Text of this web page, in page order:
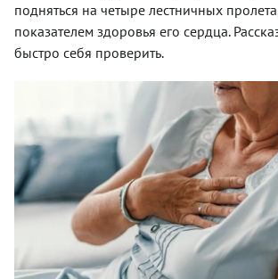
подняться на четыре лестничных
показателем здоровья его сердца.
быстро себя проверить.